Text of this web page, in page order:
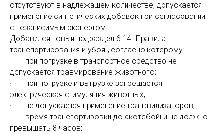
отсутствуют в надлежащем количестве, допускается
применение синтетических добавок при согласовании
с независимым экспертом.
Добавился новый подраздел 6.14 "Правила
транспортирования и убоя", согласно которому:
· при погрузке в транспортное средство не
допускается травмирование животного;
· при погрузке и выгрузке запрещается
электрическая стимуляция животных;
· не допускается применение транквилизаторов;
· время транспортировки до скотобойни не должно
превышать 8 часов;